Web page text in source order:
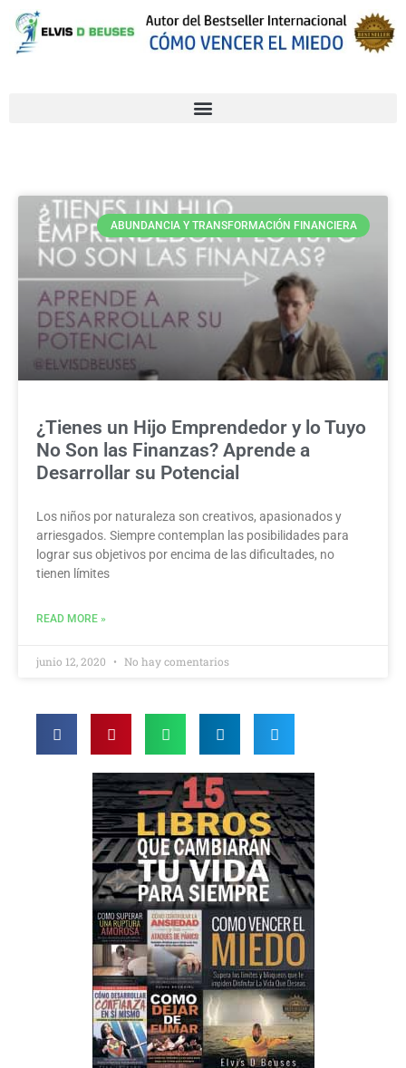
ABUNDANCIA Y TRANSFORMACIÓN FINANCIERA
¿Tienes un Hijo Emprendedor y lo Tuyo
No Son las Finanzas? Aprende a
Desarrollar su Potencial
Los niños por naturaleza son creativos, apasionados y
arriesgados. Siempre contemplan las posibilidades para
lograr sus objetivos por encima de las dificultades, no
tienen límites
READ MORE »
junio 12, 2020 No hay comentarios